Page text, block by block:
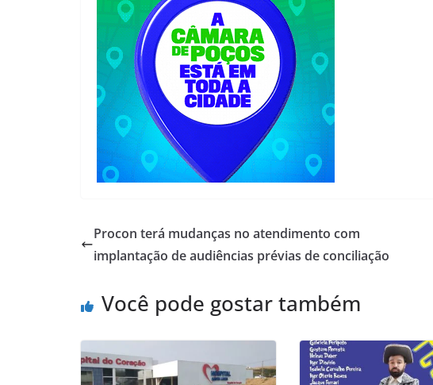
Procon terá mudanças no atendimento com
implantação de audiências prévias de conciliação
Você pode gostar também